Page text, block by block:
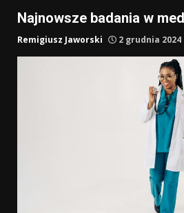
Najnowsze badania w
Remigiusz Jaworski 2 grudnia 2024